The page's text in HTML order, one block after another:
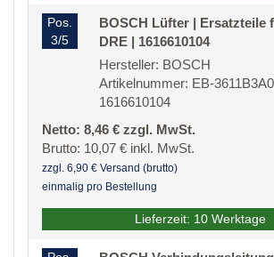
Pos.
3/5
BOSCH Lüfter | Ersatzteile
DRE | 1616610104
Hersteller: BOSCH
Artikelnummer: EB-
1616610104
Netto: 8,46 € zzgl. MwSt.
Brutto: 10,07 € inkl. MwSt.
zzgl. 6,90 € Versand (brutto)
einmalig pro Bestellung
Lieferzeit: 10 Werktage